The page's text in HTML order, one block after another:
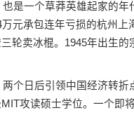
一个草莽英雄起家的年
元承包连年亏损的杭州上
轮卖冰棍。1945年出生的
日后引领中国经济转折
攻读硕士学位。一个即